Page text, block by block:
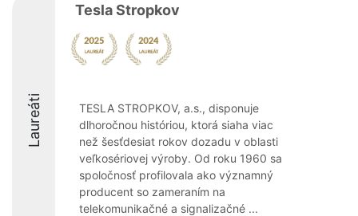
Laureáti
Tesla Stropkov
TESLA STROPKOV, a.s., disponuje
dlhoročnou históriou, ktorá siaha viac
než šesťdesiat rokov dozadu v oblasti
veľkosériovej výroby. Od roku 1960 sa
spoločnosť profilovala ako významný
producent so zameraním na
telekomunikačné a signalizačné ...